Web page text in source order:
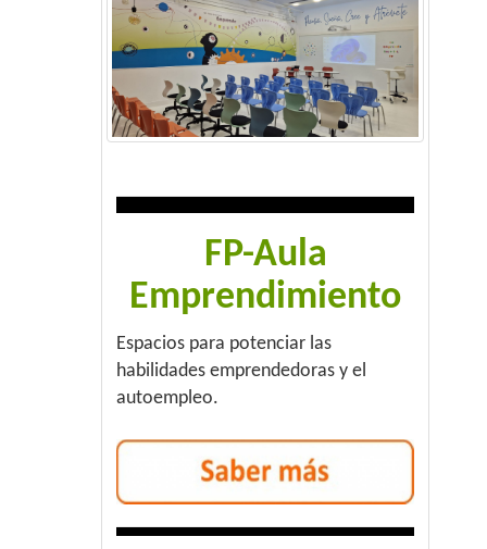
FP-Aula
Emprendimiento
Espacios para potenciar las
habilidades emprendedoras y el
autoempleo.